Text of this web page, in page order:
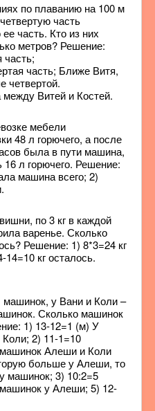
по плаванию на 100 м
часть
часть. Кто из них
метров? Решение:
часть;
часть; Ближе Витя,
четвертой.
Витей и Костей.
мебели
48 л горючего, а после
была в пути машина,
л горючего. Решение:
машина всего; 2)
по 3 кг в каждой
варенье. Сколько
Решение: 1) 8*3=24 кг
кг осталось.
у Вани и Коли –
Сколько машинок
1) 13-12=1 (м) У
2) 11-1=10
Алеши и Коли
больше у Алеши, то
машинок; 3) 10:2=5
у Алеши; 5) 12-